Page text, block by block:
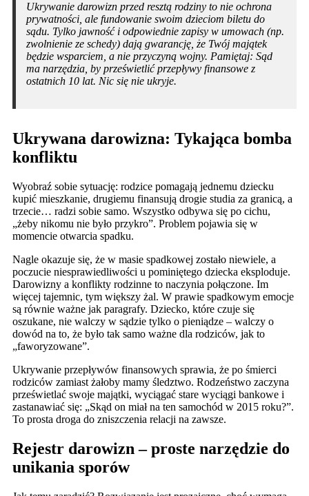
Ukrywanie darowizn przed resztą rodziny to nie ochrona
prywatności, ale fundowanie swoim dzieciom biletu do
sądu. Tylko jawność i odpowiednie zapisy w umowach (np.
zwolnienie ze schedy) dają gwarancję, że Twój majątek
będzie wsparciem, a nie przyczyną wojny. Pamiętaj: Sąd
ma narzędzia, by prześwietlić przepływy finansowe z
ostatnich 10 lat. Nic się nie ukryje.
Ukrywana darowizna: Tykająca bomba
konfliktu
Wyobraź sobie sytuację: rodzice pomagają jednemu dziecku
kupić mieszkanie, drugiemu finansują drogie studia za granicą, a
trzecie… radzi sobie samo. Wszystko odbywa się po cichu,
„żeby nikomu nie było przykro”. Problem pojawia się w
momencie otwarcia spadku.
Nagle okazuje się, że w masie spadkowej zostało niewiele, a
poczucie niesprawiedliwości u pominiętego dziecka eksploduje.
Darowizny a konflikty rodzinne to naczynia połączone. Im
więcej tajemnic, tym większy żal. W prawie spadkowym emocje
są równie ważne jak paragrafy. Dziecko, które czuje się
oszukane, nie walczy w sądzie tylko o pieniądze – walczy o
dowód na to, że było tak samo ważne dla rodziców, jak to
„faworyzowane”.
Ukrywanie przepływów finansowych sprawia, że po śmierci
rodziców zamiast żałoby mamy śledztwo. Rodzeństwo zaczyna
prześwietlać swoje majątki, wyciągać stare wyciągi bankowe i
zastanawiać się: „Skąd on miał na ten samochód w 2015 roku?”.
To prosta droga do zniszczenia relacji na zawsze.
Rejestr darowizn – proste narzędzie do
unikania sporów